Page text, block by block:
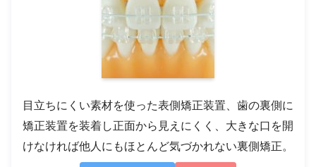
目立ちにくい素材を使った表側矯正装置、歯の裏側に
矯正装置を装着し正面から見えにくく、大きな口を開
けなければ他人にもほとんど気づかれない裏側矯正。